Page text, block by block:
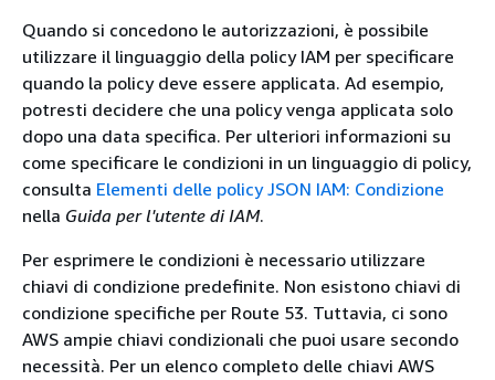
Quando si concedono le autorizzazioni, è possibile
utilizzare il linguaggio della policy IAM per specificare
quando la policy deve essere applicata. Ad esempio,
potresti decidere che una policy venga applicata solo
dopo una data specifica. Per ulteriori informazioni su
come specificare le condizioni in un linguaggio di policy,
consulta Elementi delle policy JSON IAM: Condizione
nella Guida per l'utente di IAM.
Per esprimere le condizioni è necessario utilizzare
chiavi di condizione predefinite. Non esistono chiavi di
condizione specifiche per Route 53. Tuttavia, ci sono
AWS ampie chiavi condizionali che puoi usare secondo
necessità. Per un elenco completo delle chiavi AWS